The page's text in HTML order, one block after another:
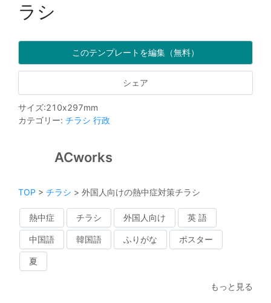
ラシ
このテンプレートを編集（無料）
シェア
サイズ:210x297mm
カテゴリー: チラシ 行政
ACworks
TOP > チラシ > 外国人向けの熱中症対策チラシ
熱中症 チラシ 外国人向け 英 語
中国語 韓国語 ふりがな ポスター
夏
もっと見る